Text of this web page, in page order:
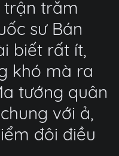
trận trăm
sư Bán
biết rất ít,
khó mà ra
tướng quân
với ả,
đôi điều